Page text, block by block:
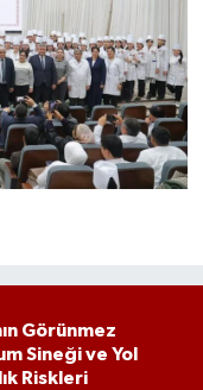
Görünmez
Sineği ve Yol
Riskleri